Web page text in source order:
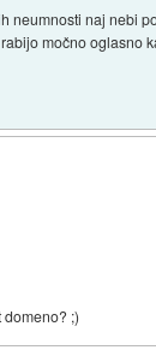
neumnosti naj nebi
močno oglasno
;)